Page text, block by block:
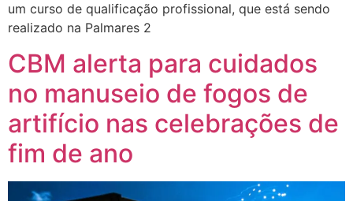
um curso de qualificação profissional, que está sendo
realizado na Palmares 2
CBM alerta para cuidados
no manuseio de fogos de
artifício nas celebrações de
fim de ano